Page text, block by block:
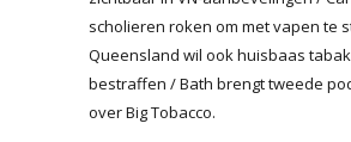
scholieren roken om met vapen te
Queensland wil ook huisbaas
bestraffen / Bath brengt tweede
over Big Tobacco.